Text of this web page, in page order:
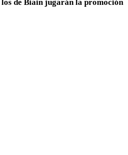
de Biain jugarán la promoción